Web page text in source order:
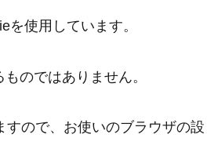
使用しています。
のではありません。
ので、お使いのブラウザの設